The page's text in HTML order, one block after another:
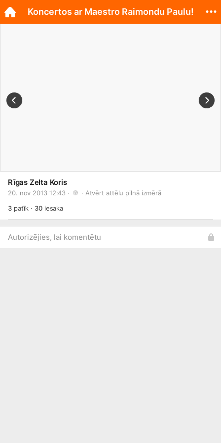
Rīgas Zelta Koris
20. nov 2013 12:43 · · Atvērt attēlu pilnā izmērā
3patīk · 30iesaka
Autorizējies, lai komentētu
Koncertos ar Maestro Raimondu Paulu!